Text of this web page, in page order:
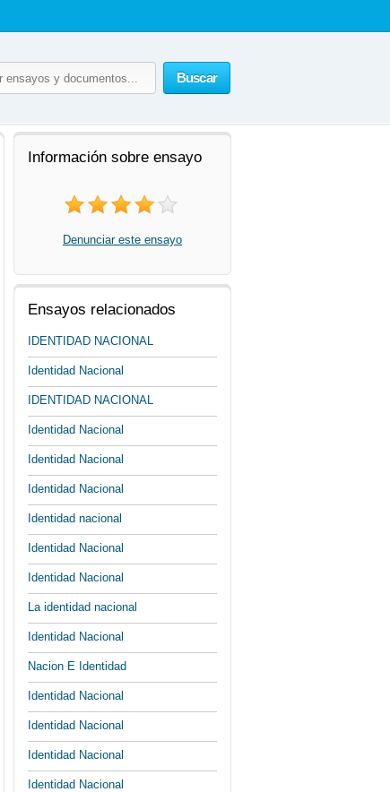
Buscar
Información sobre ensayo
Denunciar este ensayo
Ensayos relacionados
IDENTIDAD NACIONAL
Identidad Nacional
IDENTIDAD NACIONAL
Identidad Nacional
Identidad Nacional
Identidad Nacional
Identidad nacional
Identidad Nacional
Identidad Nacional
La identidad nacional
Identidad Nacional
Nacion E Identidad
Identidad Nacional
Identidad Nacional
Identidad Nacional
Identidad Nacional